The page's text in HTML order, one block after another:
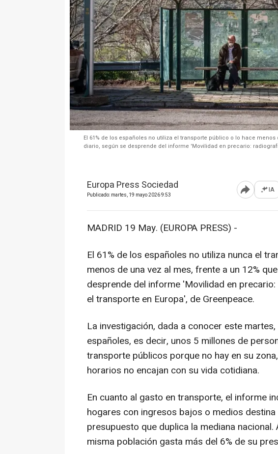
El 61% de los españoles no utiliza el transporte público o lo hace
diario, según se desprende del informe 'Movilidad en precario:
Europa Press Sociedad
Publicado: martes, 19 mayo 2026 9:53 Abrir IA
MADRID 19 May. (EUROPA PRESS) -
El 61% de los españoles no utiliza nunca el
menos de una vez al mes, frente a un 12%
desprende del informe 'Movilidad en
el transporte en Europa', de Greenpeace.
La investigación, dada a conocer este
españoles, es decir, unos 5 millones de
transporte públicos porque no hay en su
horarios no encajan con su vida cotidiana.
En cuanto al gasto en transporte, el informe
hogares con ingresos bajos o medios
presupuesto que duplica la mediana nacional.
misma población gasta más del 6% de su